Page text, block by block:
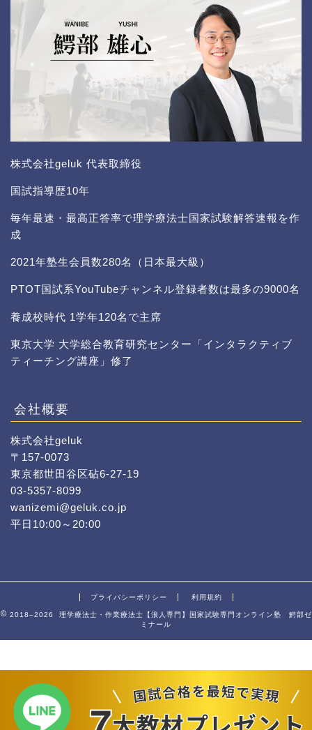
株式会社geluk 代表取締役
国試指導歴10年
毎年最速・最高正答率で理学療法士国家試験解答速報を作
成
2021年塾生会員数280名（日本最大級）
PTOT国試系YouTubeチャンネル登録者数は最多の9000名
養成校時代 1学年120名で主席
東京大学 大学総合教育研究センター「インタラクティブ
ティーチング講座」修了
会社概要
株式会社geluk
〒157-0073
東京都世田谷区砧6-27-19
03-5357-8099
wanizemi@geluk.co.jp
平日10:00～20:00
プライバシーポリシー 利用規約
2018–2026 理学療法士・作業療法士【浪人専門】国家試験専門オンライン塾 鰐部ゼ
ミナール